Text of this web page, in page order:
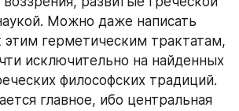
Можно даже написать
герметическим трактатам,
исключительно на найденных
философских традиций.
главное, ибо центральная